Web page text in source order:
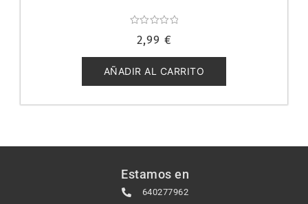
con
de
5
2,99 €
AÑADIR AL CARRITO
Estamos en
640277962